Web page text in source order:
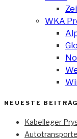
WKA
NEUESTE
Kabelleger